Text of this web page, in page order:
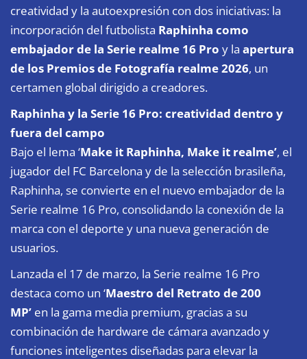
creatividad y la autoexpresión con dos iniciativas: la
incorporación del futbolista Raphinha como
embajador de la Serie realme 16 Pro y la apertura
de los Premios de Fotografía realme 2026, un
certamen global dirigido a creadores.
Raphinha y la Serie 16 Pro: creatividad dentro y
fuera del campo
Bajo el lema ‘Make it Raphinha, Make it realme’, el
jugador del FC Barcelona y de la selección brasileña,
Raphinha, se convierte en el nuevo embajador de la
Serie realme 16 Pro, consolidando la conexión de la
marca con el deporte y una nueva generación de
usuarios.
Lanzada el 17 de marzo, la Serie realme 16 Pro
destaca como un ‘Maestro del Retrato de 200
MP’ en la gama media premium, gracias a su
combinación de hardware de cámara avanzado y
funciones inteligentes diseñadas para elevar la